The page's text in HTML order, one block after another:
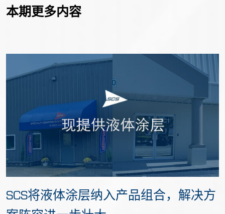
本期更多内容
SCS将液体涂层纳入产品组合，解决方